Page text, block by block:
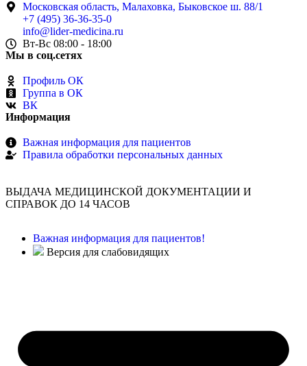
Московская область, Малаховка, Быковское ш. 88/1
+7 (495) 36-36-35-0
info@lider-medicina.ru
Вт-Вс 08:00 - 18:00
Мы в соц.сетях
Профиль ОК
Группа в ОК
ВК
Информация
Важная информация для пациентов
Правила обработки персональных данных
ВЫДАЧА МЕДИЦИНСКОЙ ДОКУМЕНТАЦИИ И
СПРАВОК ДО 14 ЧАСОВ
Важная информация для пациентов!
Версия для слабовидящих